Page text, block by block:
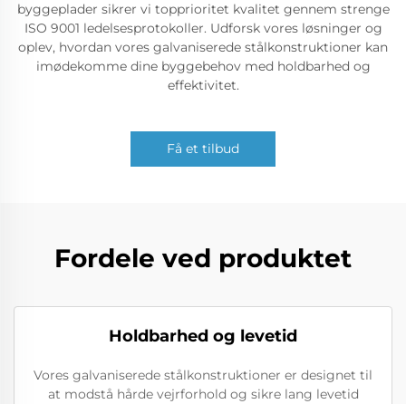
byggeplader sikrer vi topprioritet kvalitet gennem strenge
ISO 9001 ledelsesprotokoller. Udforsk vores løsninger og
oplev, hvordan vores galvaniserede stålkonstruktioner kan
imødekomme dine byggebehov med holdbarhed og
effektivitet.
Få et tilbud
Fordele ved produktet
Holdbarhed og levetid
Vores galvaniserede stålkonstruktioner er designet til
at modstå hårde vejrforhold og sikre lang levetid